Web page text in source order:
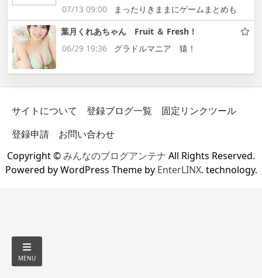
07/13 09:00
まったりきままにゲームまとめも
葉月くれあちゃん Fruit ＆ Fresh！
06/29 19:36
グラドルマニア 猿！
サイトについて 登録ブログ一覧
固定リンクツール
登録申請
お問い合わせ
Copyright ©みんなのブログアンテナ All Rights Reserved.
Powered by WordPress Theme by EnterLINX. technology.
MENU